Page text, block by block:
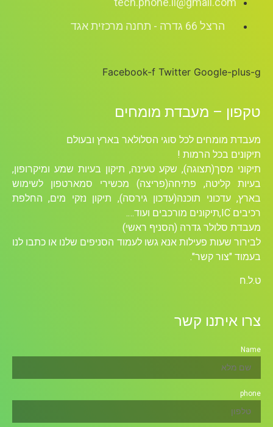
הרצל 66 גדרה - תחנה מרכזית אגד
Facebook-f Twitter Google-plus-g
טקפון – מעבדת מומחים
מעבדת מומחים לכל סוגי הסלולאר בארץ ובעולם
תיקונים בכל הרמות !
תיקוני מסך(תצוגה), שקע טעינה, תיקון בעיות שמע ומיקרופון,
בעיות קליטה, פתיחה(פריצה) מכשירי סמארטפון לשימוש
בארץ, עדכוני תוכנה(עדכון גירסה), תיקון נזקי מים, החלפת
רכיבים ICׁ,תיקונים מורכבים ועוד….
מעבדת סלולר גדרה (הסניף ראשי)
לבירור שעות פעילות אנא גשו לעמוד הסניפים שלנו או כתבו לנו
בעמוד "צור קשר".
ט.ל.ח
צרו איתנו קשר
Name
phone